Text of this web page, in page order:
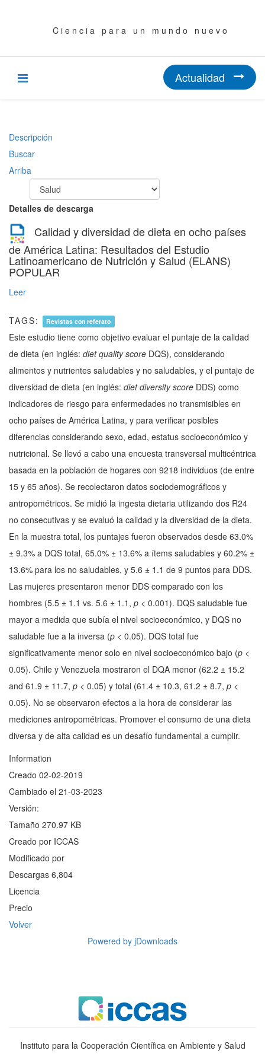
C i e n c i a p a r a u n m u n d o n u e v o
Actualidad
Descripción
Buscar
Arriba
Detalles de descarga
Calidad y diversidad de dieta en ocho países
de América Latina: Resultados del Estudio
Latinoamericano de Nutrición y Salud (ELANS)
POPULAR
Leer
TAGS: Revistas con referato
Este estudio tiene como objetivo evaluar el puntaje de la calidad
de dieta (en inglés: diet quality score DQS), considerando
alimentos y nutrientes saludables y no saludables, y el puntaje de
diversidad de dieta (en inglés: diet diversity score DDS) como
indicadores de riesgo para enfermedades no transmisibles en
ocho países de América Latina, y para verificar posibles
diferencias considerando sexo, edad, estatus socioeconómico y
nutricional. Se llevó a cabo una encuesta transversal multicéntrica
basada en la población de hogares con 9218 individuos (de entre
15 y 65 años). Se recolectaron datos sociodemográficos y
antropométricos. Se midió la ingesta dietaria utilizando dos R24
no consecutivas y se evaluó la calidad y la diversidad de la dieta.
En la muestra total, los puntajes fueron observados desde 63.0%
± 9.3% a DQS total, 65.0% ± 13.6% a ítems saludables y 60.2% ±
13.6% para los no saludables, y 5.6 ± 1.1 de 9 puntos para DDS.
Las mujeres presentaron menor DDS comparado con los
hombres (5.5 ± 1.1 vs. 5.6 ± 1.1, p < 0.001). DQS saludable fue
mayor a medida que subía el nivel socioeconómico, y DQS no
saludable fue a la inversa (p < 0.05). DQS total fue
significativamente menor solo en nivel socioeconómico bajo (p <
0.05). Chile y Venezuela mostraron el DQA menor (62.2 ± 15.2
and 61.9 ± 11.7, p < 0.05) y total (61.4 ± 10.3, 61.2 ± 8.7, p <
0.05). No se observaron efectos a la hora de considerar las
mediciones antropométricas. Promover el consumo de una dieta
diversa y de alta calidad es un desafío fundamental a cumplir.
Information
Creado 02-02-2019
Cambiado el 21-03-2023
Versión:
Tamaño 270.97 KB
Creado por ICCAS
Modificado por
Descargas 6,804
Licencia
Precio
Volver
Powered by jDownloads
Instituto para la Cooperación Científica en Ambiente y Salud